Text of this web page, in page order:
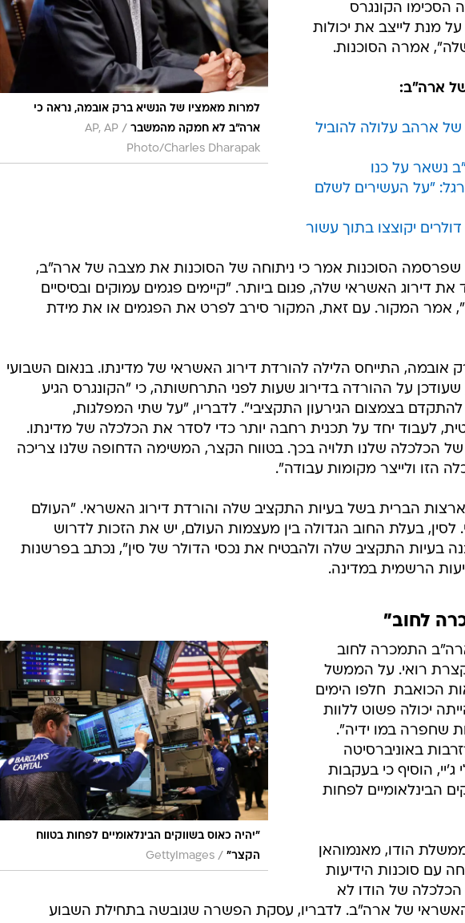
למרות מאמציו של הנשיא ברק אובמה, נראה כי
ארה"ב לא חמקה מהמשבר /
AP, AP
Photo/Charles Dharapak
הסכימו הקונגרס
מנת לייצב את יכולות
אמרה הסוכנות.
ארה"ב:
ארהב עלולה להוביל
נשאר על כנו
"על העשירים לשלם
יקוצצו בתוך עשור
הסוכנות אמר כי ניתוחה של הסוכנות את מצבה של ארה"ב,
דירוג האשראי שלה, פגום ביותר. "קיימים פגמים עמוקים ובסיסיים
בניתוח של סוכנות S&P", אמר המקור. עם זאת, המקור סירב לפרט את הפגמים או את מידת
אובמה, התייחס הלילה להורדת דירוג האשראי של מדינתו. בנאום השבועי
על ההורדה בדירוג שעות לפני התרחשותה, כי "הקונגרס הגיע
בצמצום הגירעון התקציבי". לדבריו, "על שתי המפלגות,
לעבוד יחד על תכנית רחבה יותר כדי לסדר את הכלכלה של מדינתו.
של הכלכלה שלנו תלויה בכך. בטווח הקצר, המשימה הדחופה שלנו צריכה
הזו ולייצר מקומות עבודה".
ארצות הברית בשל בעיות התקציב שלה והורדת דירוג האשראי. "העולם
לסין, בעלת החוב הגדולה בין מעצמות העולם, יש את הזכות לדרוש
בעיות התקציב שלה ולהבטיח את נכסי הדולר של סין", נכתב בפרשנות
הרשמית במדינה.
לחוב"
"יהיה כאוס בשווקים הבינלאומיים לפחות בטווח
הקצר" /
GettyImages
התמכרה לחוב
קצרת רואי. על הממשל
הכואבת  חלפו הימים
יכולה פשוט ללוות
שחפרה במו ידיה".
באוניברסיטה
ג'יי, הוסיף כי בעקבות
הבינלאומיים לפחות
הודו, מאנמוהאן
עם סוכנות הידיעות
הכלכלה של הודו לא
של ארה"ב. לדבריו, עסקת הפשרה שגובשה בתחילת השבוע